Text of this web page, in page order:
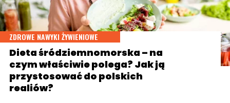
ZDROWE NAWYKI ŻYWIENIOWE
Dieta śródziemnomorska – na
czym właściwie polega? Jak ją
przystosować do polskich
realiów?